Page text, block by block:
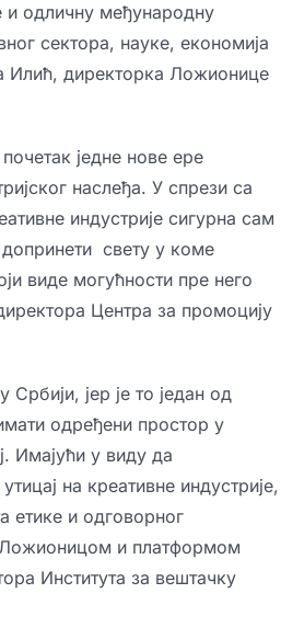
и одличну међународну
сектора, науке, економија
Илић, директорка Ложионице
једне нове ере
наслеђа. У спрези са
индустрије сигурна сам
свету у коме
виде могућности пре него
Центра за промоцију
јер је то један од
одређени простор у
Имајући у виду да
на креативне индустрије,
етике и одговорног
Ложионицом и платформом
Института за вештачку